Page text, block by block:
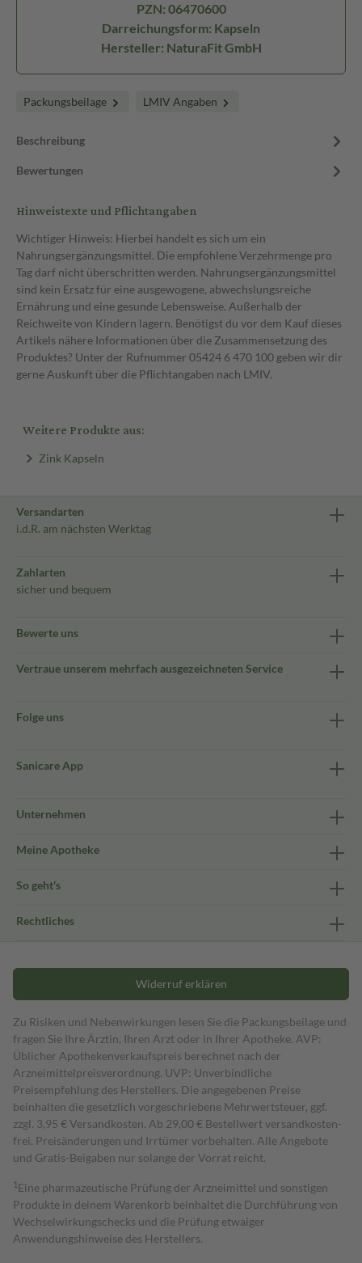
PZN: 06470600
Darreichungsform: Kapseln
Hersteller: NaturaFit GmbH
Packungsbeilage LMIV Angaben
Beschreibung
Bewertungen
Hinweistexte und Pflichtangaben
Wichtiger Hinweis: Hierbei handelt es sich um ein
Nahrungsergänzungsmittel. Die empfohlene Verzehrmenge pro
Tag darf nicht überschritten werden. Nahrungsergänzungsmittel
sind kein Ersatz für eine ausgewogene, abwechslungsreiche
Ernährung und eine gesunde Lebensweise. Außerhalb der
Reichweite von Kindern lagern. Benötigst du vor dem Kauf dieses
Artikels nähere Informationen über die Zusammensetzung des
Produktes? Unter der Rufnummer 05424 6 470 100 geben wir dir
gerne Auskunft über die Pflichtangaben nach LMIV.
Weitere Produkte aus:
Zink Kapseln
Versandarten
i.d.R. am nächsten Werktag
Zahlarten
sicher und bequem
Bewerte uns
Vertraue unserem mehrfach ausgezeichneten Service
Folge uns
Sanicare App
Unternehmen
Meine Apotheke
So geht's
Rechtliches
Widerruf erklären
Zu Risiken und Nebenwirkungen lesen Sie die Packungsbeilage und
fragen Sie Ihre Ärztin, Ihren Arzt oder in Ihrer Apotheke. AVP:
Üblicher Apothekenverkaufspreis berechnet nach der
Arzneimittelpreisverordnung. UVP: Unverbindliche
Preisempfehlung des Herstellers. Die angegebenen Preise
beinhalten die gesetzlich vorgeschriebene Mehrwertsteuer, ggf.
zzgl. 3,95 € Versandkosten. Ab 29,00 € Bestell­wert versand­kosten­
frei. Preisänderungen und Irrtümer vorbehalten. Alle Angebote
und Gratis-Beigaben nur solange der Vorrat reicht.
1 Eine pharmazeutische Prüfung der Arzneimittel und sonstigen
Produkte in deinem Warenkorb beinhaltet die Durchführung von
Wechselwirkungschecks und die Prüfung etwaiger
Anwendungshinweise des Herstellers.